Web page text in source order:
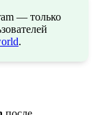
— только
.